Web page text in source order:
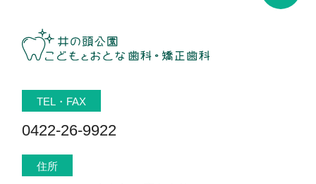
TEL・FAX
0422-26-9922
住所